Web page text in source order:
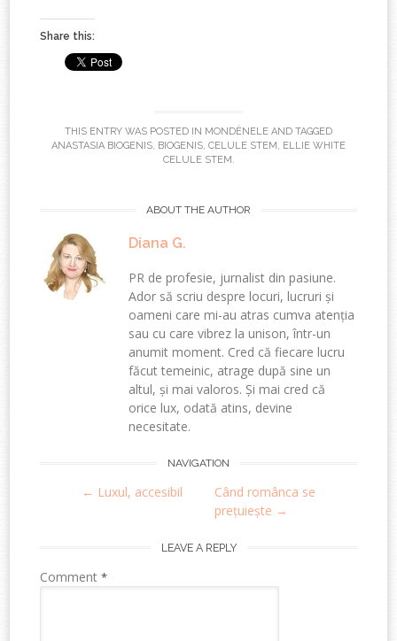
Share this:
THIS ENTRY WAS POSTED IN MONDÈNELE AND TAGGED
ANASTASIA BIOGENIS, BIOGENIS, CELULE STEM , ELLIE WHITE
CELULE STEM .
ABOUT THE AUTHOR
Diana G.
PR de profesie, jurnalist din pasiune.
Ador să scriu despre locuri, lucruri și
oameni care mi-au atras cumva atenția
sau cu care vibrez la unison, într-un
anumit moment. Cred că fiecare lucru
făcut temeinic, atrage după sine un
altul, și mai valoros. Și mai cred că
orice lux, odată atins, devine
necesitate.
navigation
NAVIGATION
← Luxul, accesibil
Când românca se
prețuiește →
LEAVE A REPLY
Comment*